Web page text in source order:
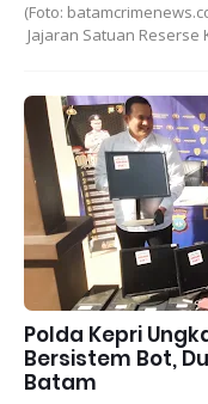
(Foto:
Jajaran Satuan
Polda Kepri
Bersistem Bot,
Batam